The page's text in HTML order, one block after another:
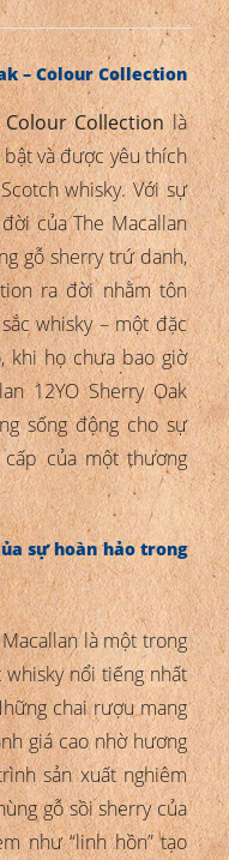
– Colour Collection
Collectionlà
và được yêu thích
whisky. Với sự
của The Macallan
gỗ sherry trứ danh,
ra đời nhằm tôn
whisky – một đặc
khi họ chưa bao giờ
12YO Sherry Oak
sống động cho sự
của một thương
sự hoàn hảo trong
là một trong
nổi tiếng nhất
chai rượu mang
giá cao nhờ hương
sản xuất nghiêm
gỗ sồi sherry của
như “linh hồn” tạo